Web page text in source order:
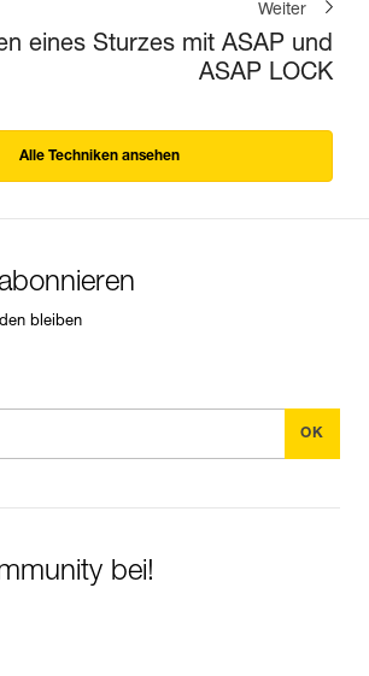
Weiter
eines Sturzes mit ASAP und
ASAP LOCK
Alle Techniken ansehen
bleiben
bei!